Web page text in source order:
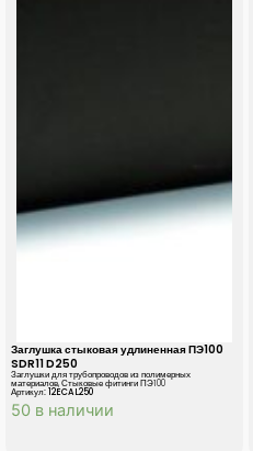
Заглушка стыковая удлиненная ПЭ100
SDR11 D250
Заглушки для трубопроводов из полимерных
материалов,Стыковые фитинги ПЭ100
Артикул: 12ECAL250
50 в наличии